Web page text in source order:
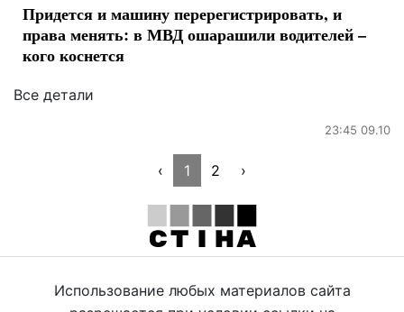
Придется и машину перерегистрировать, и
права менять: в МВД ошарашили водителей –
кого коснется
Все детали
23:45 09.10
‹ 1 2 ›
Использование любых материалов сайта